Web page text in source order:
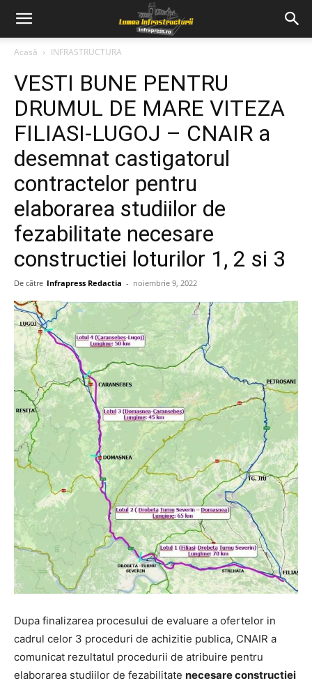
Acasă INFRASTRUCTURA
VESTI BUNE PENTRU
DRUMUL DE MARE VITEZA
FILIASI-LUGOJ – CNAIR a
desemnat castigatorul
contractelor pentru
elaborarea studiilor de
fezabilitate necesare
constructiei loturilor 1, 2 si 3
De către Infrapress Redactia - noiembrie 9, 2022
Dupa finalizarea procesului de evaluare a ofertelor in
cadrul celor 3 proceduri de achizitie publica, CNAIR a
comunicat rezultatul procedurii de atribuire pentru
elaborarea studiilor de fezabilitate necesare constructiei